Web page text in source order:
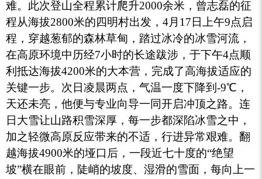
难。此次登山全程累计爬升2000余米，曾志磊的征
程从海拔2800米的四明村出发，4月17日上午9点启
程，穿越葱郁的森林草甸，踏过冰冷的冰雪河流，
在高原环境中历经7小时的长途跋涉，于下午4点顺
利抵达海拔4200米的大本营，完成了高海拔适应的
关键一步。次日凌晨两点，气温一度下降到-9℃，
天还未亮，他便与专业向导一同开启冲顶之路。连
日大雪让山路积雪深厚，每一步都深陷冰雪之中，
加之轻微高原反应带来的不适，行进异常艰难。翻
越海拔4900米的垭口后，一段近七十度的“绝望
坡”横在眼前，陡峭的坡度、湿滑的雪面，每向上一